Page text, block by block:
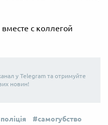
с коллегой
у Telegram та отримуйте
новин!
поліція
самогубство